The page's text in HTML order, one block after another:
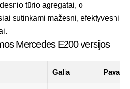
tūrio agregatai, o
sutinkami mažesni, efektyvesni
Mercedes E200 versijos
Galia Pavarų